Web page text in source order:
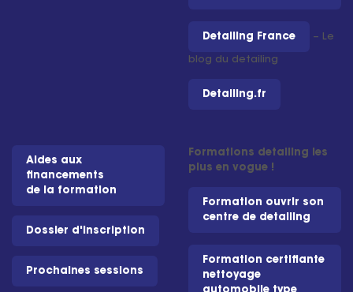
Detailing France – Le
blog du detailing
Detailing.fr
Aides aux
financements
de la formation
Dossier d'inscription
Prochaines sessions
Formations detailing les
plus en vogue !
Formation ouvrir son
centre de detailing
Formation certifiante
nettoyage